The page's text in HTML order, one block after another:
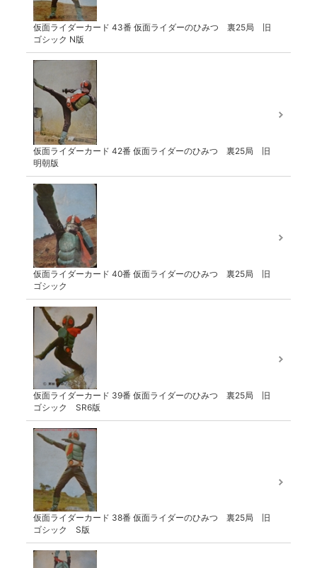
仮面ライダーカード 43番 仮面ライダーのひみつ 裏25局 旧
ゴシック N版
仮面ライダーカード 42番 仮面ライダーのひみつ 裏25局 旧
明朝版
仮面ライダーカード 40番 仮面ライダーのひみつ 裏25局 旧
ゴシック
仮面ライダーカード 39番 仮面ライダーのひみつ 裏25局 旧
ゴシック SR6版
仮面ライダーカード 38番 仮面ライダーのひみつ 裏25局 旧
ゴシック S版